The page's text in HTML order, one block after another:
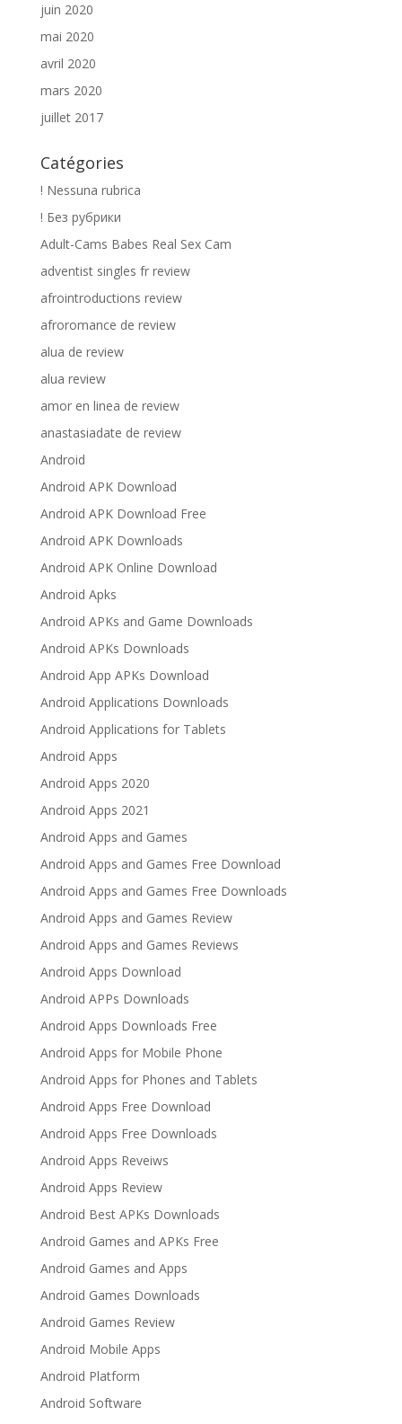
juin 2020
mai 2020
avril 2020
mars 2020
juillet 2017
Catégories
! Nessuna rubrica
! Без рубрики
Adult-Cams Babes Real Sex Cam
adventist singles fr review
afrointroductions review
afroromance de review
alua de review
alua review
amor en linea de review
anastasiadate de review
Android
Android APK Download
Android APK Download Free
Android APK Downloads
Android APK Online Download
Android Apks
Android APKs and Game Downloads
Android APKs Downloads
Android App APKs Download
Android Applications Downloads
Android Applications for Tablets
Android Apps
Android Apps 2020
Android Apps 2021
Android Apps and Games
Android Apps and Games Free Download
Android Apps and Games Free Downloads
Android Apps and Games Review
Android Apps and Games Reviews
Android Apps Download
Android APPs Downloads
Android Apps Downloads Free
Android Apps for Mobile Phone
Android Apps for Phones and Tablets
Android Apps Free Download
Android Apps Free Downloads
Android Apps Reveiws
Android Apps Review
Android Best APKs Downloads
Android Games and APKs Free
Android Games and Apps
Android Games Downloads
Android Games Review
Android Mobile Apps
Android Platform
Android Software